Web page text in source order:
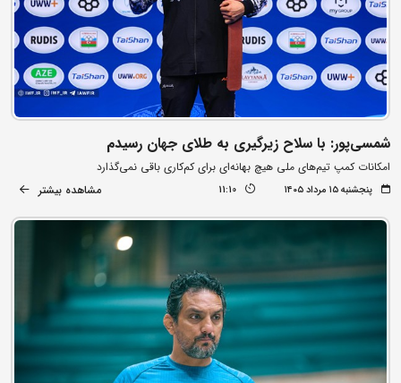
شمسی‌پور: با سلاح زیرگیری به طلای جهان رسیدم
امکانات کمپ تیم‌های ملی هیچ بهانه‌ای برای کم‌کاری باقی نمی‌گذارد
پنجشنبه ۱۵ مرداد ۱۴۰۵ 11:10 مشاهده بیشتر